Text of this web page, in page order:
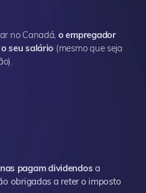
no Canadá, o empregador
seu salário (mesmo que seja
pagam dividendos a
obrigadas a reter o imposto